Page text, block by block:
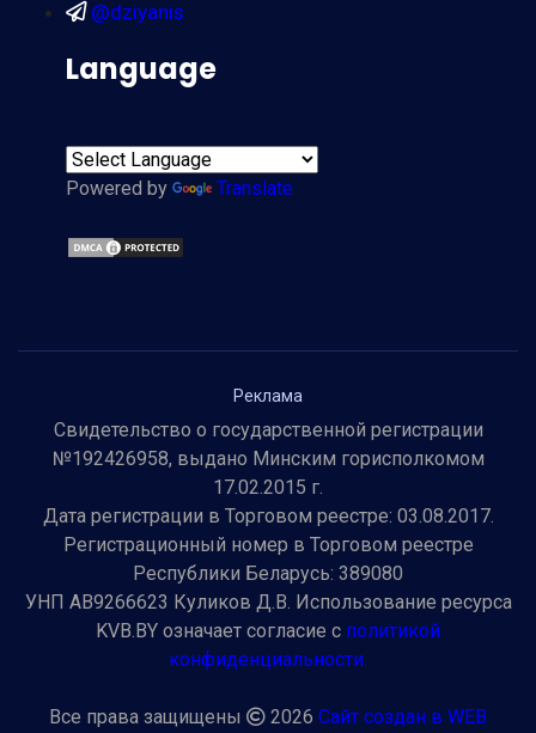
@dziyanis
Language
Powered by Translate
Реклама
Свидетельство о государственной регистрации
№192426958, выдано Минским горисполкомом
17.02.2015 г.
Дата регистрации в Торговом реестре: 03.08.2017.
Регистрационный номер в Торговом реестре
Республики Беларусь: 389080
УНП AB9266623 Куликов Д.В. Использование ресурса
KVB.BY означает согласие с политикой
конфиденциальности.
Все права защищены 2026 Сайт создан в WEB